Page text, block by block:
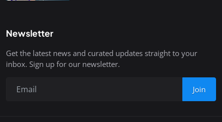
Newsletter
Get the latest news and curated updates straight to your
inbox. Sign up for our newsletter.
Join